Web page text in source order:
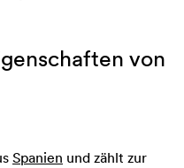
von
Spanien und zählt zur